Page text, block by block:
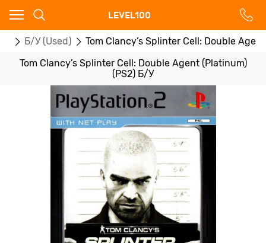
LEVEL100
Б/У (Used) Tom Clancy’s Splinter Cell: Double
Tom Clancy’s Splinter Cell: Double Agent (Platinum)
(PS2) Б/У
Ваш город - Москва,
угадали?
ДА НЕТ